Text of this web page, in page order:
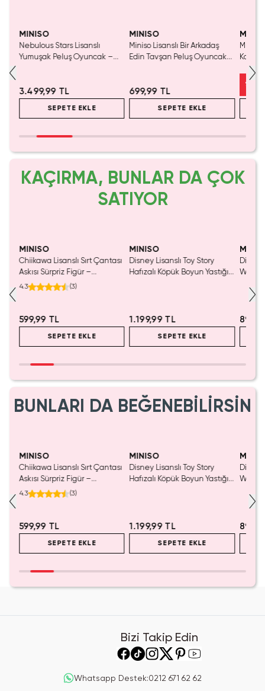
MINISO
Nebulous Stars Lisanslı
Yumuşak Peluş Oyuncak –
3.499,99 TL
SEPETE EKLE
MINISO
Miniso Lisanslı Bir Arkadaş
Edin Tavşan Peluş Oyuncak
699,99 TL
SEPETE EKLE
Miniso
%
KAÇIRMA, BUNLAR DA ÇOK
SATIYOR
MINISO
Chiikawa Lisanslı Sırt Çantası
Askısı Sürpriz Figür –
Koleksiyonluk Blind Box
4.3 (3)
599,99 TL
SEPETE EKLE
MINISO
Disney Lisanslı Toy Story
Hafızalı Köpük Boyun Yastığı
1.199,99 TL
SEPETE EKLE
Disney
BUNLARI DA BEĞENEBİLİRSİN
MINISO
Chiikawa Lisanslı Sırt Çantası
Askısı Sürpriz Figür –
Koleksiyonluk Blind Box
4.3 (3)
599,99 TL
SEPETE EKLE
MINISO
Disney Lisanslı Toy Story
Hafızalı Köpük Boyun Yastığı
1.199,99 TL
SEPETE EKLE
Disney
Bizi Takip Edin
Whatsapp Destek:0212 671 62 62